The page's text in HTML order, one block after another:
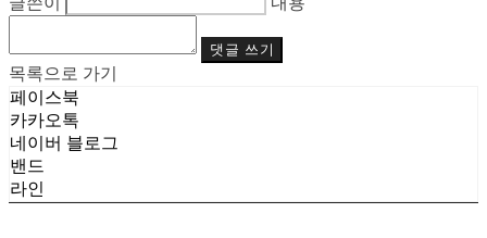
댓글 쓰기
목록으로 가기
페이스북
카카오톡
네이버 블로그
밴드
라인